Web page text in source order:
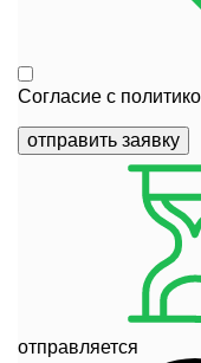
Согласие с
отправить заявку
отправляется